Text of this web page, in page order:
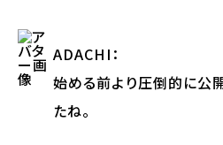
ADACHI ：
始める前より圧倒的に公
たね。